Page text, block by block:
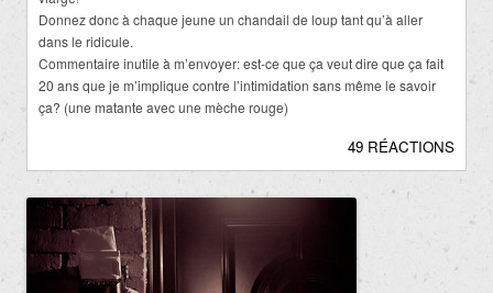
Donnez donc à chaque jeune un chandail de loup tant qu’à aller
dans le ridicule.
Commentaire inutile à m’envoyer: est-ce que ça veut dire que ça fait
20 ans que je m’implique contre l’intimidation sans même le savoir
ça? (une matante avec une mèche rouge)
49 RÉACTIONS